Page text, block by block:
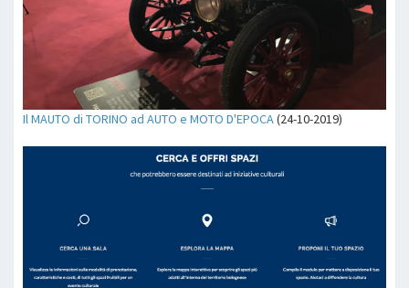
Il MAUTO di TORINO ad AUTO e MOTO D'EPOCA(24-10-2019)